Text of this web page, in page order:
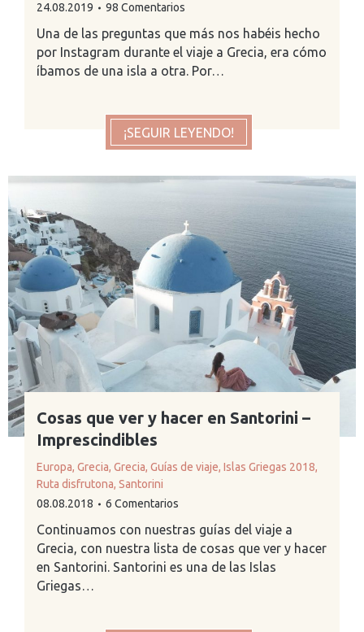
24.08.2019
98 Comentarios
Una de las preguntas que más nos habéis hecho
por Instagram durante el viaje a Grecia, era cómo
íbamos de una isla a otra. Por…
¡SEGUIR LEYENDO!
Cosas que ver y hacer en Santorini –
Imprescindibles
Europa, Grecia, Grecia, Guías de viaje, Islas Griegas 2018,
Ruta disfrutona, Santorini
08.08.2018
6 Comentarios
Continuamos con nuestras guías del viaje a
Grecia, con nuestra lista de cosas que ver y hacer
en Santorini. Santorini es una de las Islas
Griegas…